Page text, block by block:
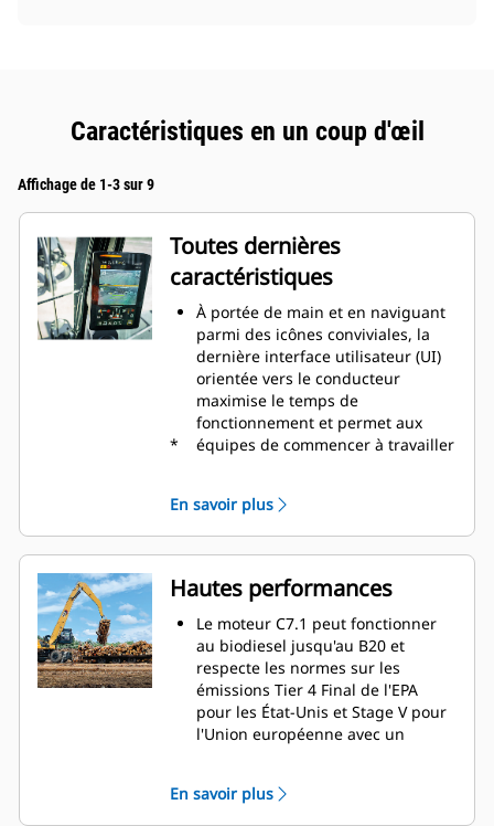
Caractéristiques en un coup d'œil
Affichage de 1-3 sur 9
Toutes dernières
caractéristiques
À portée de main et en naviguant
parmi des icônes conviviales, la
dernière interface utilisateur (UI)
orientée vers le conducteur
maximise le temps de
fonctionnement et permet aux
équipes de commencer à travailler
création de nouvelles
combinaisons d'outils de travail
selon les besoins, les conducteurs
peuvent rapidement configurer les
machines et accéder facilement
aux informations.
L'interface permet aux
conducteurs de maintenir la
précision et d'optimiser chaque
seconde de leur poste de travail.
L'ajout de la possibilité d'intégrer
configuration des combinaisons
d'outils de travail très efficace en
*
En savoir plus
Hautes performances
Le moteur C7.1 peut fonctionner
au biodiesel jusqu'au B20 et
respecte les normes sur les
émissions Tier 4 Final de l'EPA
pour les État-Unis et Stage V pour
l'Union européenne avec un
d'arrêt
En savoir plus